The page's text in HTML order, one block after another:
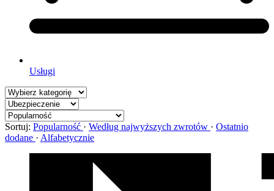
Usługi
Sortuj: Popularność · Według najwyższych zwrotów · Ostatnio
dodane · Alfabetycznie